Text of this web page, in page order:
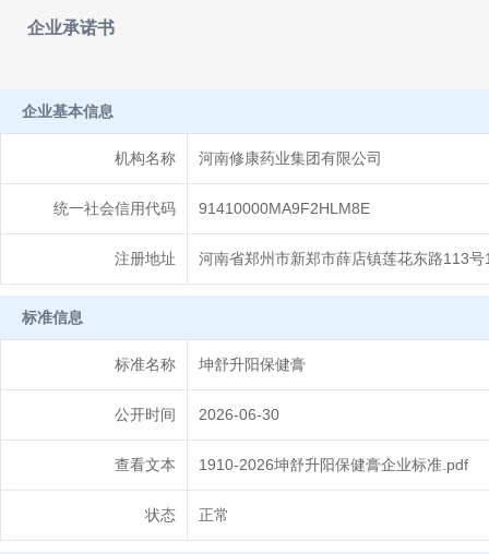
企业承诺书
企业基本信息
机构名称 河南修康药业集团有限公司
统一社会信用代码 91410000MA9F2HLM8E
注册地址 河南省郑州市新郑市薛店镇莲花东路113号
标准信息
标准名称 坤舒升阳保健膏
公开时间 2026-06-30
查看文本 1910-2026坤舒升阳保健膏企业标准.pdf
状态 正常